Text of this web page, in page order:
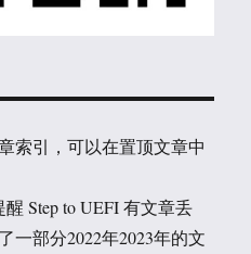
索引，可以在置顶文章中
Step to UEFI 有文章丢
一部分2022年2023年的文